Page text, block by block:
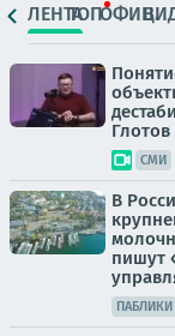
ЛЕНТАТОПОФИЦ.
Глотов
СМИ
В
пишут
ПАБЛИКИ